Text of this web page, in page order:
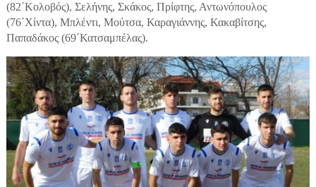
(82΄Κολοβός), Σελήνης, Σκάκος, Πρίφτης, Αντωνόπουλος
(76΄Χίντα), Μπλέντι, Μούτσα, Καραγιάννης, Κακαβίτσης,
Παπαδάκος (69΄Κατσαμπέλας).